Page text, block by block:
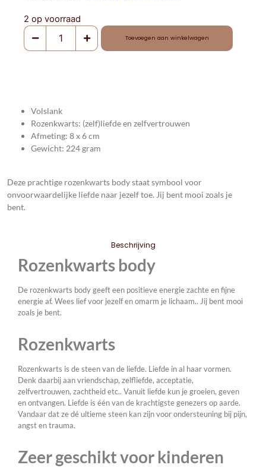
2 op voorraad
Toevoegen aan winkelwagen
Volslank
Rozenkwarts: (zelf)liefde en zelfvertrouwen
Afmeting: 8 x 6 cm
Gewicht: 224 gram
Deze prachtige rozenkwarts body staat symbool voor
onvoorwaardelijke liefde naar jezelf toe. Jij bent mooi zoals je
bent.
Beschrijving
Rozenkwarts body
De rozenkwarts body geeft een positieve energie zachte en fijne
energie af. Wees lief voor jezelf en omarm je lichaam.. Jij bent mooi
zoals je bent.
Rozenkwarts
Rozenkwarts is de steen van de liefde. Liefde in al haar vormen.
Denk daarbij aan vriendschap, zelfliefde, acceptatie,
zelfvertrouwen, zachtheid etc.. Vanuit liefde kun je groeien, geven
en ontvangen. Liefde is één van de krachtigste genezers op aarde.
Vandaar dat ze dé ultieme steen kan zijn voor ondersteuning bij pijn,
angst en trauma.
Zeer geschikt voor kinderen